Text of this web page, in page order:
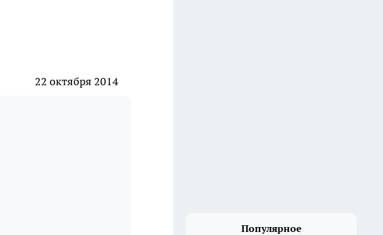
22 октября 2014
Популярное